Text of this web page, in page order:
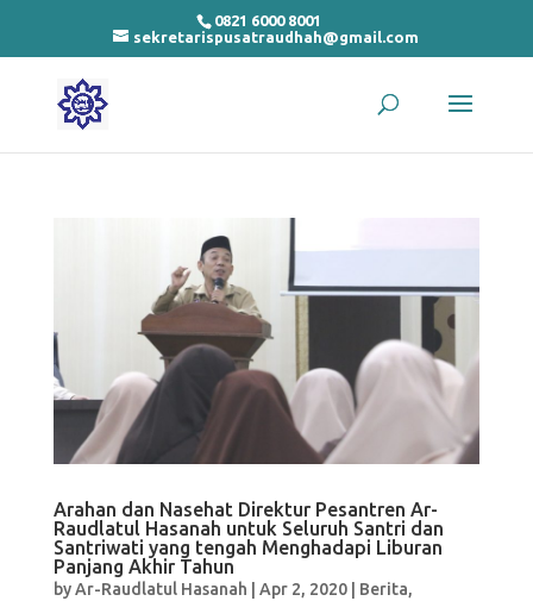
0821 6000 8001
sekretarispusatraudhah@gmail.com
Arahan dan Nasehat Direktur Pesantren Ar-
Raudlatul Hasanah untuk Seluruh Santri dan
Santriwati yang tengah Menghadapi Liburan
Panjang Akhir Tahun
byAr-Raudlatul Hasanah Apr 2, 2020| Berita,